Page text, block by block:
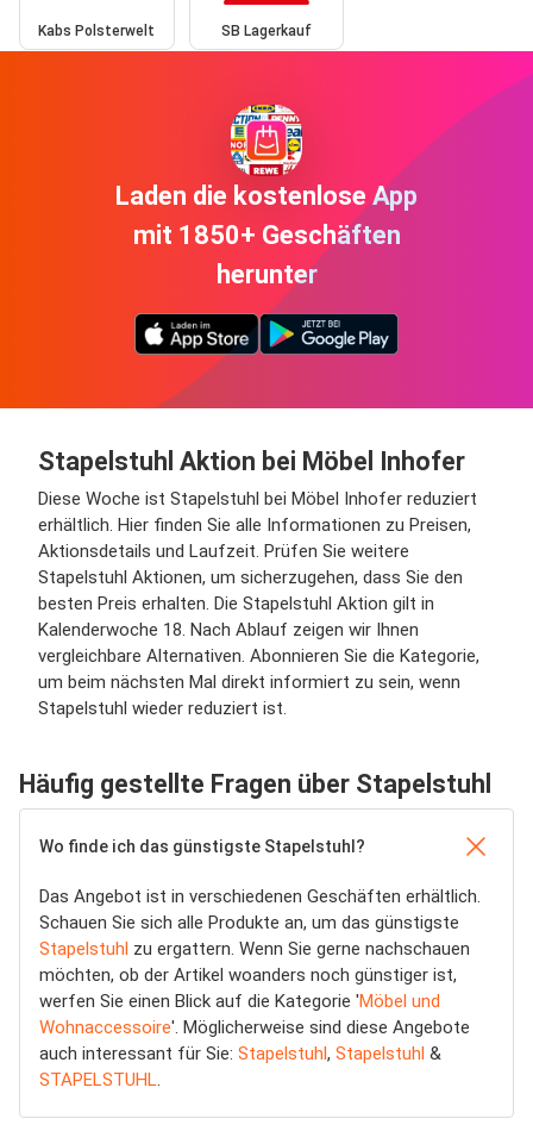
Kabs Polsterwelt SB Lagerkauf
Laden die kostenlose App
mit 1850+ Geschäften
herunter
Stapelstuhl Aktion bei Möbel Inhofer
Diese Woche ist Stapelstuhl bei Möbel Inhofer reduziert
erhältlich. Hier finden Sie alle Informationen zu Preisen,
Aktionsdetails und Laufzeit. Prüfen Sie weitere
Stapelstuhl Aktionen, um sicherzugehen, dass Sie den
besten Preis erhalten. Die Stapelstuhl Aktion gilt in
Kalenderwoche 18. Nach Ablauf zeigen wir Ihnen
vergleichbare Alternativen. Abonnieren Sie die Kategorie,
um beim nächsten Mal direkt informiert zu sein, wenn
Stapelstuhl wieder reduziert ist.
Häufig gestellte Fragen über Stapelstuhl
Wo finde ich das günstigste Stapelstuhl?
Das Angebot ist in verschiedenen Geschäften erhältlich.
Schauen Sie sich alle Produkte an, um das günstigste
Stapelstuhl zu ergattern. Wenn Sie gerne nachschauen
möchten, ob der Artikel woanders noch günstiger ist,
werfen Sie einen Blick auf die Kategorie 'Möbel und
Wohnaccessoire'. Möglicherweise sind diese Angebote
auch interessant für Sie: Stapelstuhl, Stapelstuhl &
STAPELSTUHL.